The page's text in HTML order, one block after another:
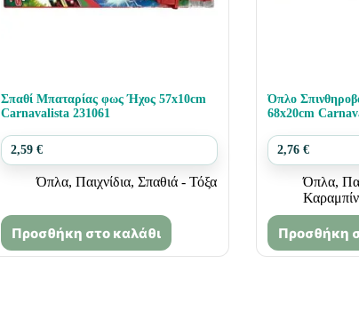
Σπαθί Μπαταρίας φως Ήχος 57x10cm
Carnavalista 231061
2,59 €
Όπλα, Παιχνίδια, Σπαθιά - Τόξα
Προσθήκη στο καλάθι
Όπλο
68x20cm
2,76 €
Όπλα,
Προσθήκη